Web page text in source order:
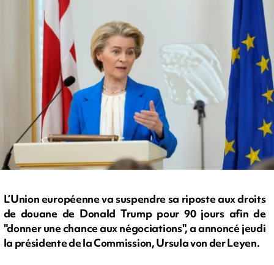
L’Union européenne va suspendre sa riposte aux droits
de douane de Donald Trump pour 90 jours afin de
"donner une chance aux négociations", a annoncé jeudi
la présidente de la Commission, Ursula von der Leyen.